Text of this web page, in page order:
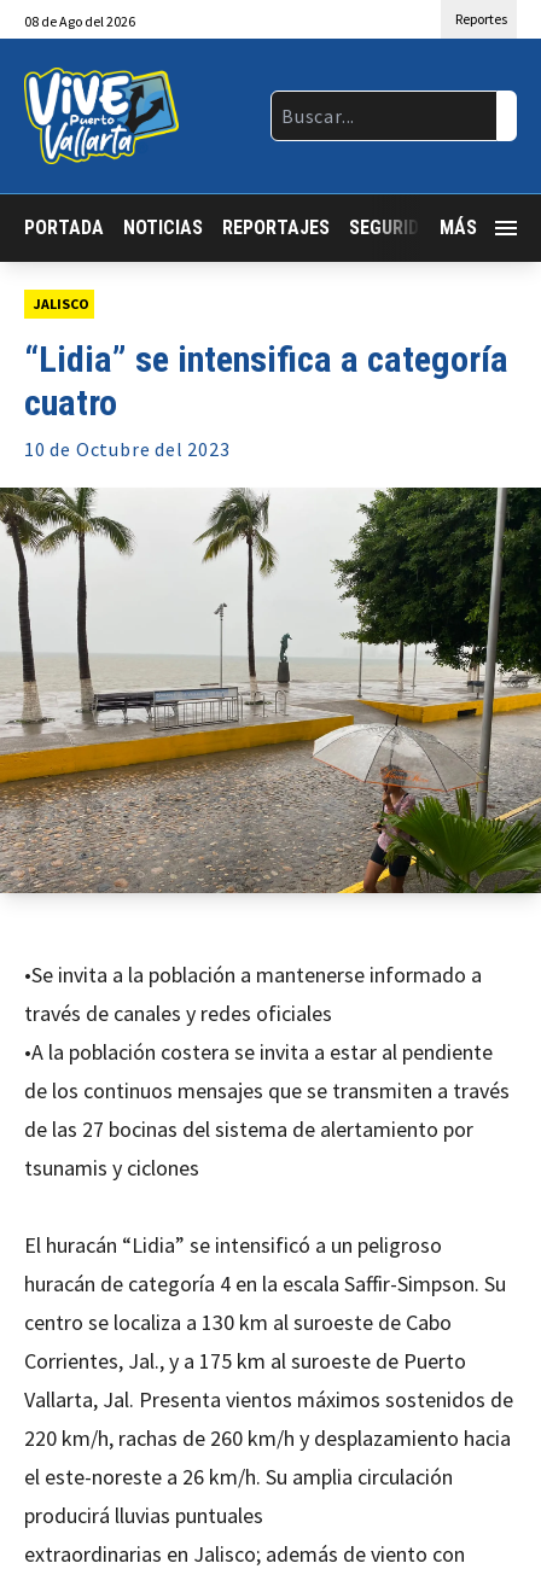
08 deAgo del 2026 Reportes
PORTADA NOTICIAS REPORTAJES SEGURIDAD JALISCO
MÁS
JALISCO
“Lidia” se intensifica a categoría
cuatro
10 de Octubre del 2023
•Se invita a la población a mantenerse informado a
través de canales y redes oficiales
•A la población costera se invita a estar al pendiente
de los continuos mensajes que se transmiten a través
de las 27 bocinas del sistema de alertamiento por
tsunamis y ciclones
El huracán “Lidia” se intensificó a un peligroso
huracán de categoría 4 en la escala Saffir-Simpson. Su
centro se localiza a 130 km al suroeste de Cabo
Corrientes, Jal., y a 175 km al suroeste de Puerto
Vallarta, Jal. Presenta vientos máximos sostenidos de
220 km/h, rachas de 260 km/h y desplazamiento hacia
el este-noreste a 26 km/h. Su amplia circulación
producirá lluvias puntuales
extraordinarias en Jalisco; además de viento con